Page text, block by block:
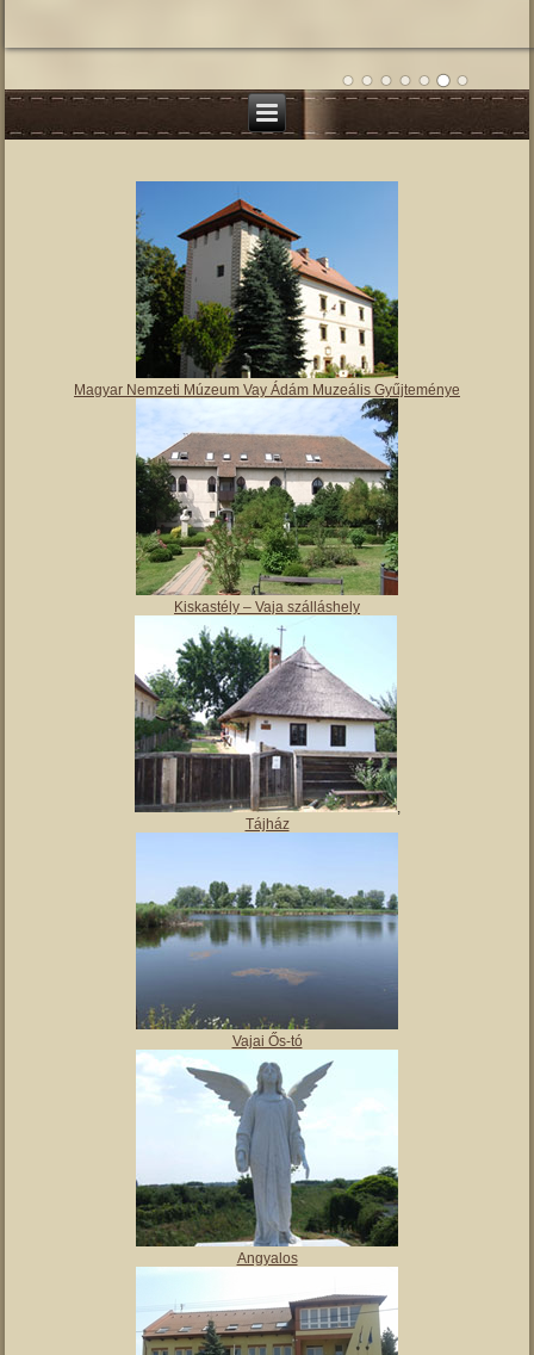
Magyar Nemzeti Múzeum Vay Ádám Muzeális Gyűjteménye
Kiskastély – Vaja szálláshely
,
Tájház
Vajai Ős-tó
Angyalos